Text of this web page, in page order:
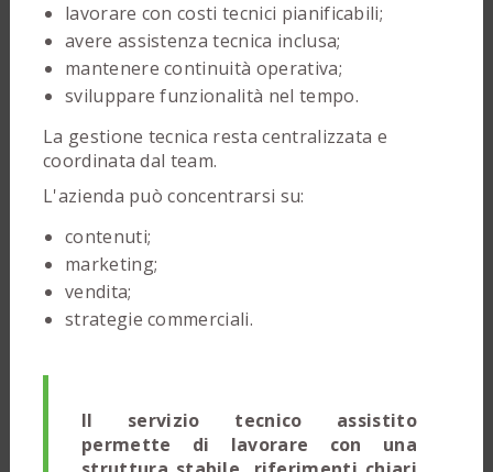
lavorare con costi tecnici pianificabili;
avere assistenza tecnica inclusa;
mantenere continuità operativa;
sviluppare funzionalità nel tempo.
La gestione tecnica resta centralizzata e
coordinata dal team.
L'azienda può concentrarsi su:
contenuti;
marketing;
vendita;
strategie commerciali.
Il servizio tecnico assistito
permette di lavorare con una